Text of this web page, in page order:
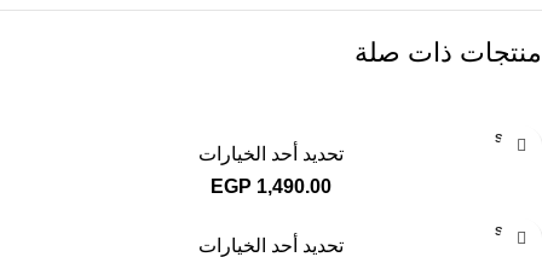
منتجات ذات صلة
SOLD
OUT
تحديد أحد الخيارات
EGP 1,490.00
SOLD
OUT
تحديد أحد الخيارات